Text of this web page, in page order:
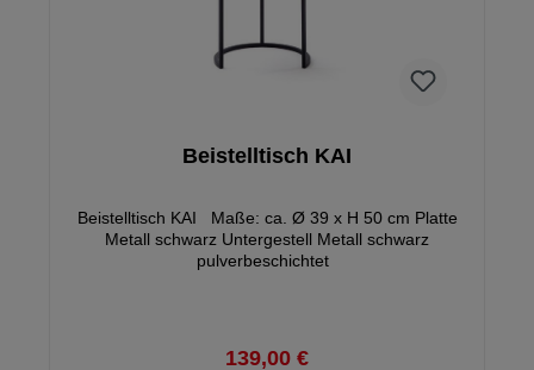
Beistelltisch KAI
Beistelltisch KAI Maße: ca. Ø 39 x H 50 cm Platte
Metall schwarz Untergestell Metall schwarz
pulverbeschichtet
139,00 €